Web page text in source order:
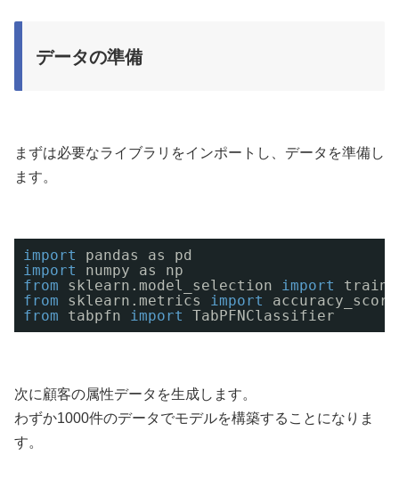
データの準備
まずは必要なライブラリをインポートし、データを準備し
ます。
import
pandas as pd
import
numpy as np
from
sklearn.model_selection import
from
sklearn.metrics import
accuracy_score
from
tabpfn import TabPFNClassifier
次に顧客の属性データを生成します。
わずか1000件のデータでモデルを構築することになりま
す。